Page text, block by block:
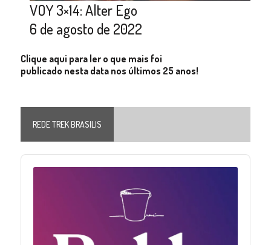
VOY 3×14: Alter Ego
6 de agosto de 2022
Clique aqui para ler o que mais foi
publicado nesta data nos últimos 25 anos!
REDE TREK BRASILIS
Audio
Player